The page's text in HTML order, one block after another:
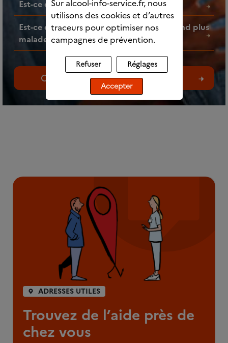
Est-ce que l’alcool fait grossir ?
Est-ce que faire des mélanges d’alcools rend plus
malade ?
Consultez toutes les questions
ADRESSES UTILES
Trouvez de l’aide près de
chez vous
Sur alcool-info-service.fr, nous
utilisons des cookies et d’autres
traceurs pour optimiser nos
campagnes de prévention.
Refuser Réglages
Accepter